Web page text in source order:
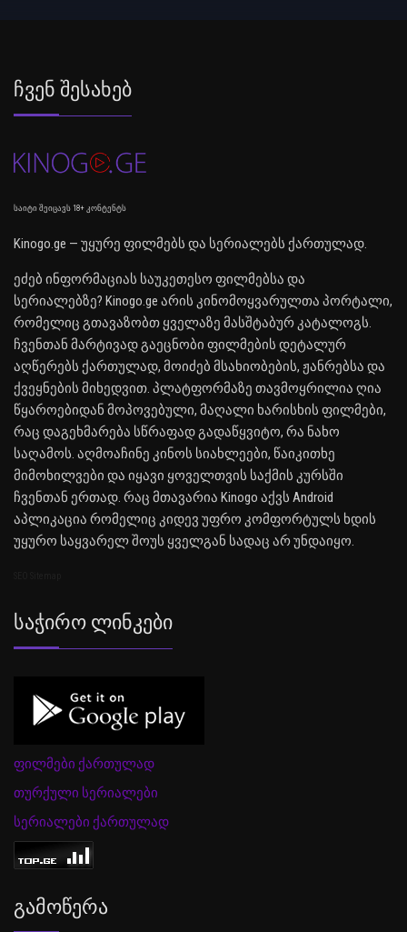
Ჩვენ Შესახებ
საიტი შეიცავს 18+ კონტენტს
Kinogo.ge — უყურე ფილმებს და სერიალებს ქართულად.
ეძებ ინფორმაციას საუკეთესო ფილმებსა და
სერიალებზე? Kinogo.ge არის კინომოყვარულთა პორტალი,
რომელიც გთავაზობთ ყველაზე მასშტაბურ კატალოგს.
ჩვენთან მარტივად გაეცნობი ფილმების დეტალურ
აღწერებს ქართულად, მოიძებ მსახიობების, ჟანრებსა და
ქვეყნების მიხედვით. პლატფორმაზე თავმოყრილია ღია
წყაროებიდან მოპოვებული, მაღალი ხარისხის ფილმები,
რაც დაგეხმარება სწრაფად გადაწყვიტო, რა ნახო
საღამოს. აღმოაჩინე კინოს სიახლეები, წაიკითხე
მიმოხილვები და იყავი ყოველთვის საქმის კურსში
ჩვენთან ერთად. რაც მთავარია Kinogo აქვს Android
აპლიკაცია რომელიც კიდევ უფრო კომფორტულს ხდის
უყურო საყვარელ შოუს ყველგან სადაც არ უნდაიყო.
Საჭირო Ლინკები
ფილმები ქართულად
თურქული სერიალები
სერიალები ქართულად
Გამოწერა